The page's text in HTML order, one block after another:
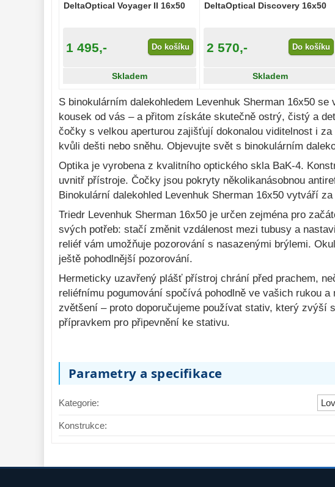
Mikroskopy 76
mikroskopů
Ostatní
Bazar 11
DeltaOptical Voyager II 16x50
1 495,- Do košíku
Skladem
DeltaOptical Discovery 16x50
2 570,- Do košíku
Skladem
Binokulární dalekohled
DeltaOptical Voyager II 20x50
1 595,- Do košíku
Skladem
Binokulární dalekohled
5 295,- Do košíku
S binokulárním dalekohledem Levenhuk Sherman 16x50
kousek od vás – a přitom získáte skutečně ostrý, čistý a
čočky s velkou aperturou zajišťují dokonalou viditelnost i
kvůli dešti nebo sněhu. Objevujte svět s binokulárním
Optika je vyrobena z kvalitního optického skla BaK-4.
uvnitř přístroje. Čočky jsou pokryty několikanásobnou
Binokulární dalekohled Levenhuk Sherman 16x50 vytváří
Triedr Levenhuk Sherman 16x50 je určen zejména pro
svých potřeb: stačí změnit vzdálenost mezi tubusy a
reliéf vám umožňuje pozorování s nasazenými brýlemi.
ještě pohodlnější pozorování.
Hermeticky uzavřený plášť přístroj chrání před prachem,
reliéfnímu pogumování spočívá pohodlně ve vašich rukou
zvětšení – proto doporučujeme používat stativ, který zvýší
přípravkem pro připevnění ke stativu.
Parametry a specifikace
Kategorie:
Konstrukce: